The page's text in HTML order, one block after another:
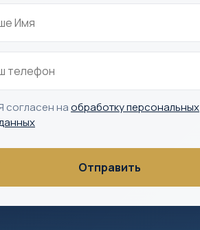
согласен наобработку персональных